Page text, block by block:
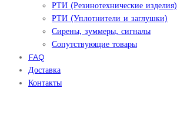
РТИ (Резинотехнические изделия)
РТИ (Уплотнители и заглушки)
Сирены, зуммеры, сигналы
Сопутствующие товары
FAQ
Доставка
Контакты